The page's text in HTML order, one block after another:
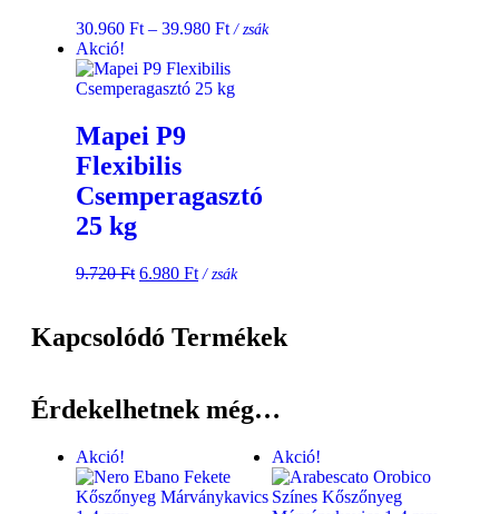
30.960 Ft – 39.980 Ft/ zsák
Akció!
Mapei P9
Flexibilis
Csemperagasztó
25 kg
9.720Ft 6.980 Ft / zsák
Kapcsolódó Termékek
Érdekelhetnek még…
Akció! Akció!